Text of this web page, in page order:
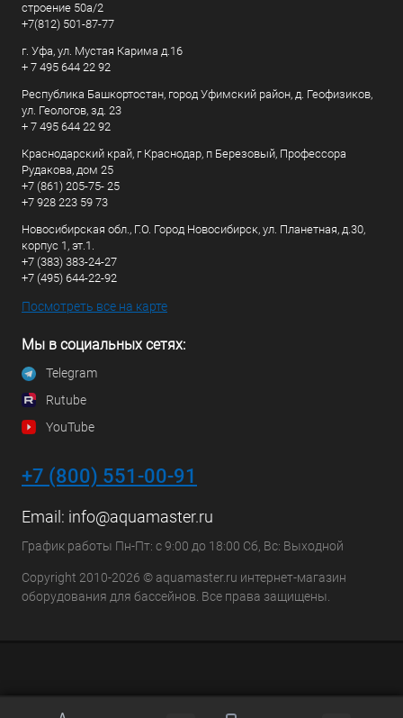
строение 50а/2
+7(812) 501-87-77
г. Уфа, ул. Мустая Карима д.16
+ 7 495 644 22 92
Республика Башкортостан, город Уфимский район, д. Геофизиков,
ул. Геологов, зд. 23
+ 7 495 644 22 92
Краснодарский край, г Краснодар, п Березовый, Профессора
Рудакова, дом 25
+7 (861) 205-75- 25
+7 928 223 59 73
Новосибирская обл., Г.О. Город Новосибирск, ул. Планетная, д.30,
корпус 1, эт.1.
+7 (383) 383-24-27
+7 (495) 644-22-92
Посмотреть все на карте
Мы в социальных сетях:
Telegram
Rutube
YouTube
+7 (800) 551-00-91
Email: info@aquamaster.ru
График работы Пн-Пт: с 9:00 до 18:00 Сб, Вс: Выходной
Copyright 2010-2026 © aquamaster.ru интернет-магазин
оборудования для бассейнов. Все права защищены.